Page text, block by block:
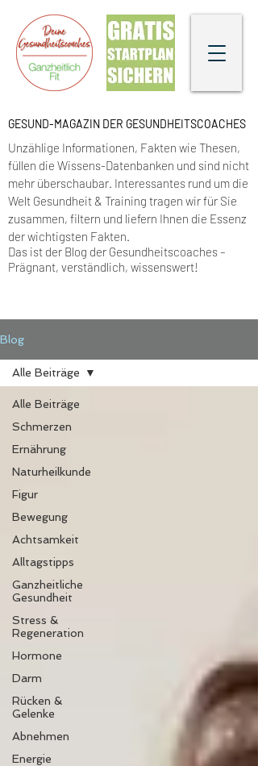
GESUND-MAGAZIN DER GESUNDHEITSCOACHES
Unzählige Informationen, Fakten wie Thesen,
füllen die Wissens-Datenbanken und sind nicht
mehr überschaubar. Interessantes rund um die
Welt Gesundheit & Training tragen wir für Sie
zusammen, filtern und liefern Ihnen die Essenz
der wichtigsten Fakten.
Das ist der Blog der Gesundheitscoaches –
Prägnant, verständlich, wissenswert!
Blog
Alle Beiträge
Schmerzen
Ernährung
Naturheilkunde
Figur
Bewegung
Achtsamkeit
Alltagstipps
Ganzheitliche
Gesundheit
Stress &
Regeneration
Hormone
Darm
Rücken &
Gelenke
Abnehmen
Energie
Alle Beiträge